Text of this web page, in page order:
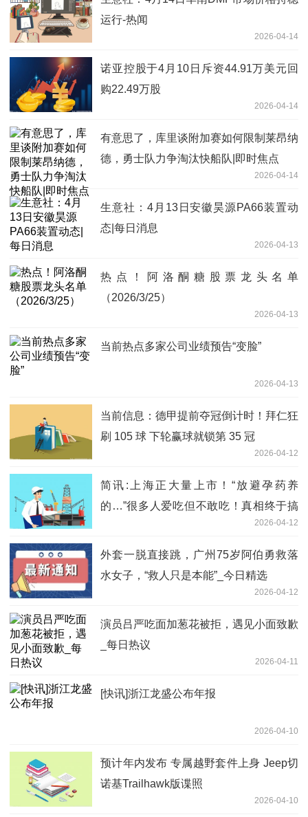
运行-热闻
2026-04-14
诺亚控股于4月10日斥资44.91万美元回
购22.49万股
2026-04-14
有意思了，库里谈附加赛如何限制莱昂纳
德，勇士队力争淘汰快船队|即时焦点
2026-04-14
生意社：4月13日安徽昊源PA66装置动
态|每日消息
2026-04-13
热点！阿洛酮糖股票龙头名单
（2026/3/25）
2026-04-13
当前热点多家公司业绩预告“变脸”
2026-04-13
当前信息：德甲提前夺冠倒计时！拜仁狂
刷 105 球 下轮赢球就锁第 35 冠
2026-04-12
简讯:上海正大量上市！“放避孕药养
的…”很多人爱吃但不敢吃！真相终于搞
2026-04-12
外套一脱直接跳，广州75岁阿伯勇救落
水女子，“救人只是本能”_今日精选
2026-04-12
演员吕严吃面加葱花被拒，遇见小面致歉
_每日热议
2026-04-11
[快讯]浙江龙盛公布年报
2026-04-10
预计年内发布 专属越野套件上身 Jeep切
诺基Trailhawk版谍照
2026-04-10